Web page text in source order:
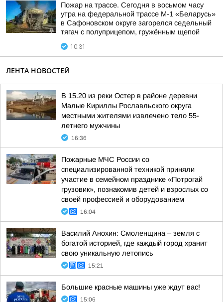
Пожар на трассе. Сегодня в восьмом часу
утра на федеральной трассе М-1 «Беларусь»
в Сафоновском округе загорелся седельный
тягач с полуприцепом, гружённым щепой
10:31
ЛЕНТА НОВОСТЕЙ
В 15.20 из реки Остер в районе деревни
Малые Кириллы Рославльского округа
местными жителями извлечено тело 55-
летнего мужчины
16:36
Пожарные МЧС России со
специализированной техникой приняли
участие в семейном празднике «Потрогай
грузовик», познакомив детей и взрослых со
своей профессией и оборудованием
16:04
Василий Анохин: Смоленщина – земля с
богатой историей, где каждый город хранит
свою уникальную летопись
15:21
Большие красные машины уже ждут вас!
15:06